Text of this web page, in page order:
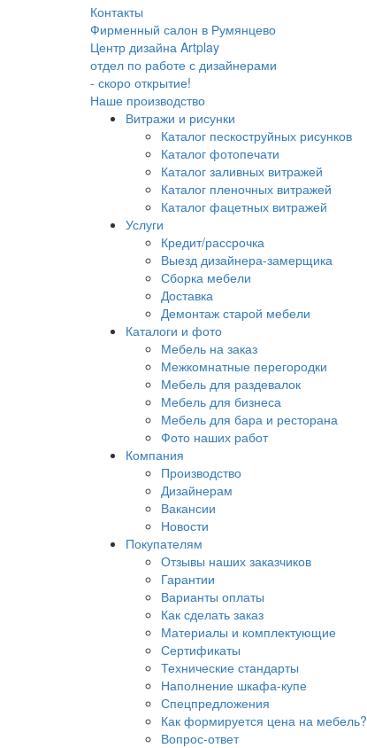
Контакты
Фирменный салон в Румянцево
Центр дизайна Artplay
отдел по работе с дизайнерами
- скоро открытие!
Наше производство
Витражи и рисунки
Каталог пескоструйных рисунков
Каталог фотопечати
Каталог заливных витражей
Каталог пленочных витражей
Каталог фацетных витражей
Услуги
Кредит/рассрочка
Выезд дизайнера-замерщика
Сборка мебели
Доставка
Демонтаж старой мебели
Каталоги и фото
Мебель на заказ
Межкомнатные перегородки
Мебель для раздевалок
Мебель для бизнеса
Мебель для бара и ресторана
Фото наших работ
Компания
Производство
Дизайнерам
Вакансии
Новости
Покупателям
Отзывы наших заказчиков
Гарантии
Варианты оплаты
Как сделать заказ
Материалы и комплектующие
Сертификаты
Технические стандарты
Наполнение шкафа-купе
Спецпредложения
Как формируется цена на мебель?
Вопрос-ответ